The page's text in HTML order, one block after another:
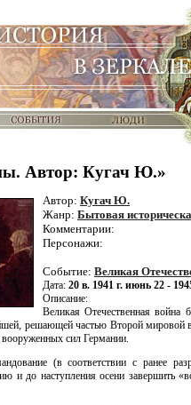
Автор: Кугач Ю.»
Автор: Кугач Ю.
Жанр: Бытовая
Комментарии:
Персонажи:
Событие: Великая
Дата: 20 в. 1941 г. июнь 22 -
Описание:
Великая Отечественная война
решающей частью Второй
сил Германии.
(в соответствии с ранее
и до наступления осени завершить